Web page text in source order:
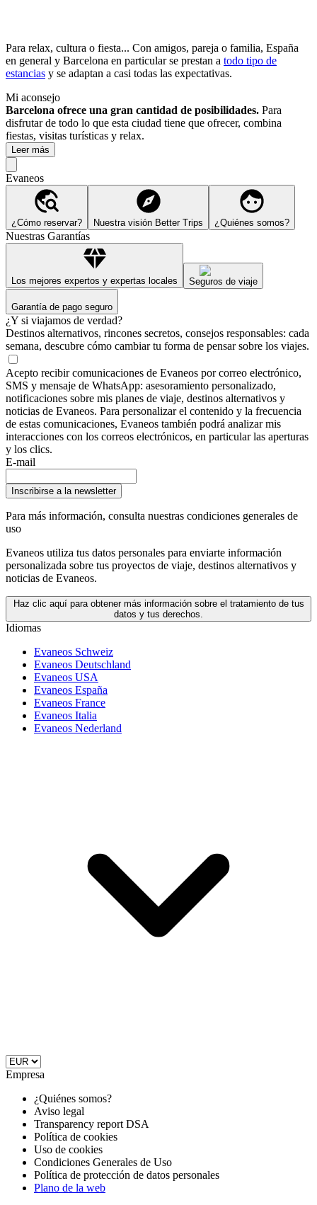
Para relax, cultura o fiesta... Con amigos, pareja o familia, España
en general y Barcelona en particular se prestan a todo tipo de
estancias y se adaptan a casi todas las expectativas.
Mi aconsejo
Barcelona ofrece una gran cantidad de posibilidades. Para
disfrutar de todo lo que esta ciudad tiene que ofrecer, combina
fiestas, visitas turísticas y relax.
Leer más
Evaneos
¿Cómo reservar? Nuestra visión Better Trips ¿Quiénes somos?
Nuestras Garantías
Los mejores expertos y expertas locales Seguros de viaje
Garantía de pago seguro
¿Y si viajamos de verdad?
Destinos alternativos, rincones secretos, consejos responsables: cada
semana, descubre cómo cambiar tu forma de pensar sobre los viajes.
Acepto recibir comunicaciones de Evaneos por correo electrónico,
SMS y mensaje de WhatsApp: asesoramiento personalizado,
notificaciones sobre mis planes de viaje, destinos alternativos y
noticias de Evaneos. Para personalizar el contenido y la frecuencia
de estas comunicaciones, Evaneos también podrá analizar mis
interacciones con los correos electrónicos, en particular las aperturas
y los clics.
E-mail
Inscribirse a la newsletter
Para más información, consulta nuestras condiciones generales de
uso
Evaneos utiliza tus datos personales para enviarte información
personalizada sobre tus proyectos de viaje, destinos alternativos y
noticias de Evaneos.
Haz clic aquí para obtener más información sobre el tratamiento de tus
datos y tus derechos.
Idiomas
Evaneos Schweiz
Evaneos Deutschland
Evaneos USA
Evaneos España
Evaneos France
Evaneos Italia
Evaneos Nederland
Empresa
¿Quiénes somos?
Aviso legal
Transparency report DSA
Política de cookies
Uso de cookies
Condiciones Generales de Uso
Política de protección de datos personales
Plano de la web